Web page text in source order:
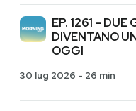
EP. 1261 – DUE
DIVENTANO
OGGI
30 lug 2026 - 26 min